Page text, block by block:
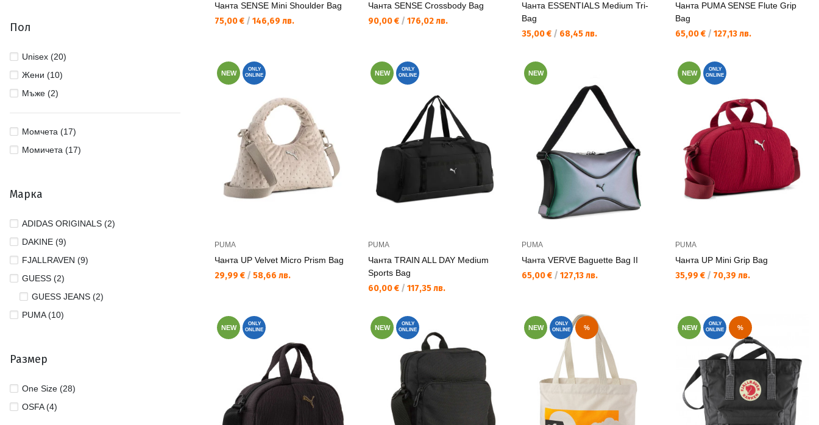
Пол
Unisex (20)
Жени (10)
Мъже (2)
Момчета (17)
Момичета (17)
Марка
ADIDAS ORIGINALS (2)
DAKINE (9)
FJALLRAVEN (9)
GUESS (2)
GUESS JEANS (2)
PUMA (10)
Размер
One Size (28)
OSFA (4)
Чанта SENSE Mini Shoulder Bag
Текуща цена:
75,00 € / 146,69 лв.
Чанта SENSE Crossbody Bag
Текуща цена:
90,00 € / 176,02 лв.
Чанта ESSENTIALS Medium Tri-
Bag
Текуща цена:
35,00 € / 68,45 лв.
Чанта PUMA SENSE Flute Grip
Bag
Текуща цена:
65,00 € / 127,13 лв.
NEW
ONLY
ONLINE
PUMA
Чанта UP Velvet Micro Prism Bag
Текуща цена:
29,99 € / 58,66 лв.
NEW
ONLY
ONLINE
PUMA
Чанта TRAIN ALL DAY Medium
Sports Bag
Текуща цена:
60,00 € / 117,35 лв.
NEW
PUMA
Чанта VERVE Baguette Bag II
Текуща цена:
65,00 € / 127,13 лв.
NEW
ONLY
ONLINE
PUMA
Чанта UP Mini Grip Bag
Текуща цена:
35,99 € / 70,39 лв.
NEW
ONLY
ONLINE
NEW
ONLY
ONLINE
NEW
ONLY
ONLINE
% NEW
ONLY
ONLINE
%